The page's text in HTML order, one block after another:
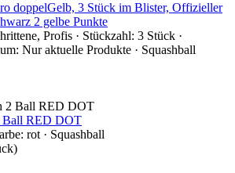
doppelGelb, 3 Stück im Blister, Offizieller
2 gelbe Punkte
Profis · Stückzahl: 3 Stück ·
Nur aktuelle Produkte · Squashball
Ball RED DOT
rot · Squashball